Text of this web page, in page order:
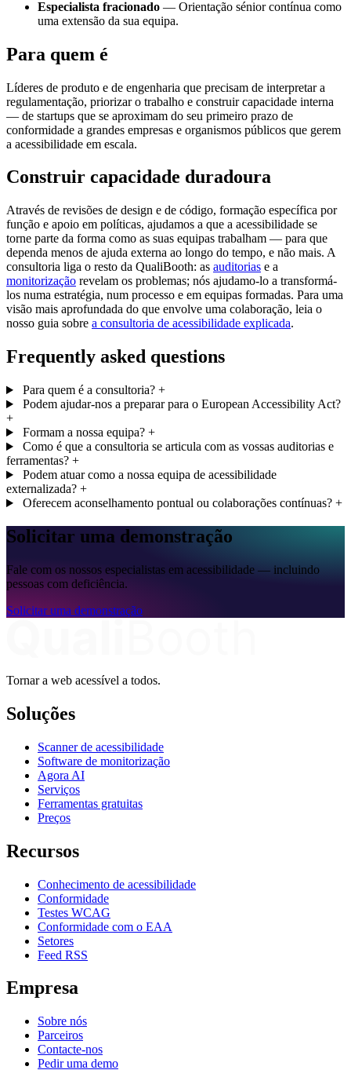
Especialista fracionado — Orientação sénior contínua como
uma extensão da sua equipa.
Para quem é
Líderes de produto e de engenharia que precisam de interpretar a
regulamentação, priorizar o trabalho e construir capacidade interna
— de startups que se aproximam do seu primeiro prazo de
conformidade a grandes empresas e organismos públicos que gerem
a acessibilidade em escala.
Construir capacidade duradoura
Através de revisões de design e de código, formação específica por
função e apoio em políticas, ajudamos a que a acessibilidade se
torne parte da forma como as suas equipas trabalham — para que
dependa menos de ajuda externa ao longo do tempo, e não mais. A
consultoria liga o resto da QualiBooth: as auditorias e a
monitorização revelam os problemas; nós ajudamo-lo a transformá-
los numa estratégia, num processo e em equipas formadas. Para uma
visão mais aprofundada do que envolve uma colaboração, leia o
nosso guia sobre a consultoria de acessibilidade explicada.
Frequently asked questions
Para quem é a consultoria? +
Podem ajudar-nos a preparar para o European Accessibility Act?
+
Formam a nossa equipa? +
Como é que a consultoria se articula com as vossas auditorias e
ferramentas? +
Podem atuar como a nossa equipa de acessibilidade
externalizada? +
Oferecem aconselhamento pontual ou colaborações contínuas? +
Solicitar uma demonstração
Fale com os nossos especialistas em acessibilidade — incluindo
pessoas com deficiência.
Solicitar uma demonstração
Tornar a web acessível a todos.
Soluções
Scanner de acessibilidade
Software de monitorização
Agora AI
Serviços
Ferramentas gratuitas
Preços
Recursos
Conhecimento de acessibilidade
Conformidade
Testes WCAG
Conformidade com o EAA
Setores
Feed RSS
Empresa
Sobre nós
Parceiros
Contacte-nos
Pedir uma demo